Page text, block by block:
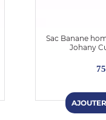
Sac Banane
Johany